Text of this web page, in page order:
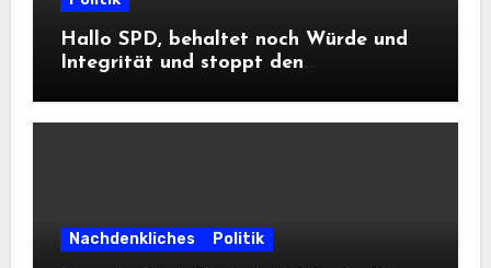
Hallo SPD, behaltet noch Würde und
Integrität und stoppt den
Nachdenkliches Politik